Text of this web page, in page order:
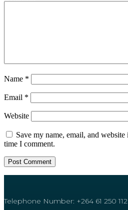
Name *
Email *
Website
Save my name, email, and
time I comment.
Telephone Number: +264 61 250 112